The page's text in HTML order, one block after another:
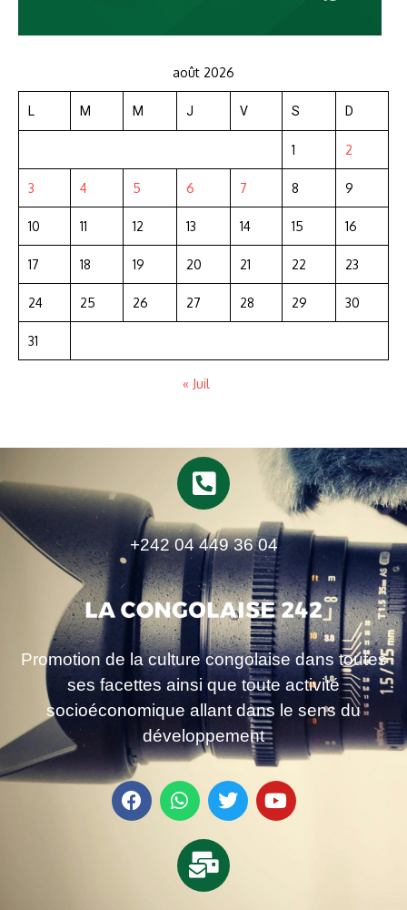
août 2026
L M M J V S D
1 2
3 4 5 6 7 8 9
10 11 12 13 14 15 16
17 18 19 20 21 22 23
24 25 26 27 28 29 30
31
« Juil
+242 04 449 36 04
Promotion de la culture congolaise dans toutes
ses facettes ainsi que toute activité
socioéconomique allant dans le sens du
développement